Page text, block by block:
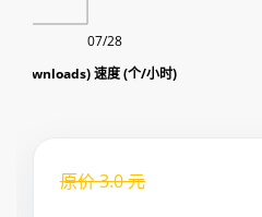
Tiktok 视频 下载(Downloads) 速度 (个/小时)
07/28
原价3.0元